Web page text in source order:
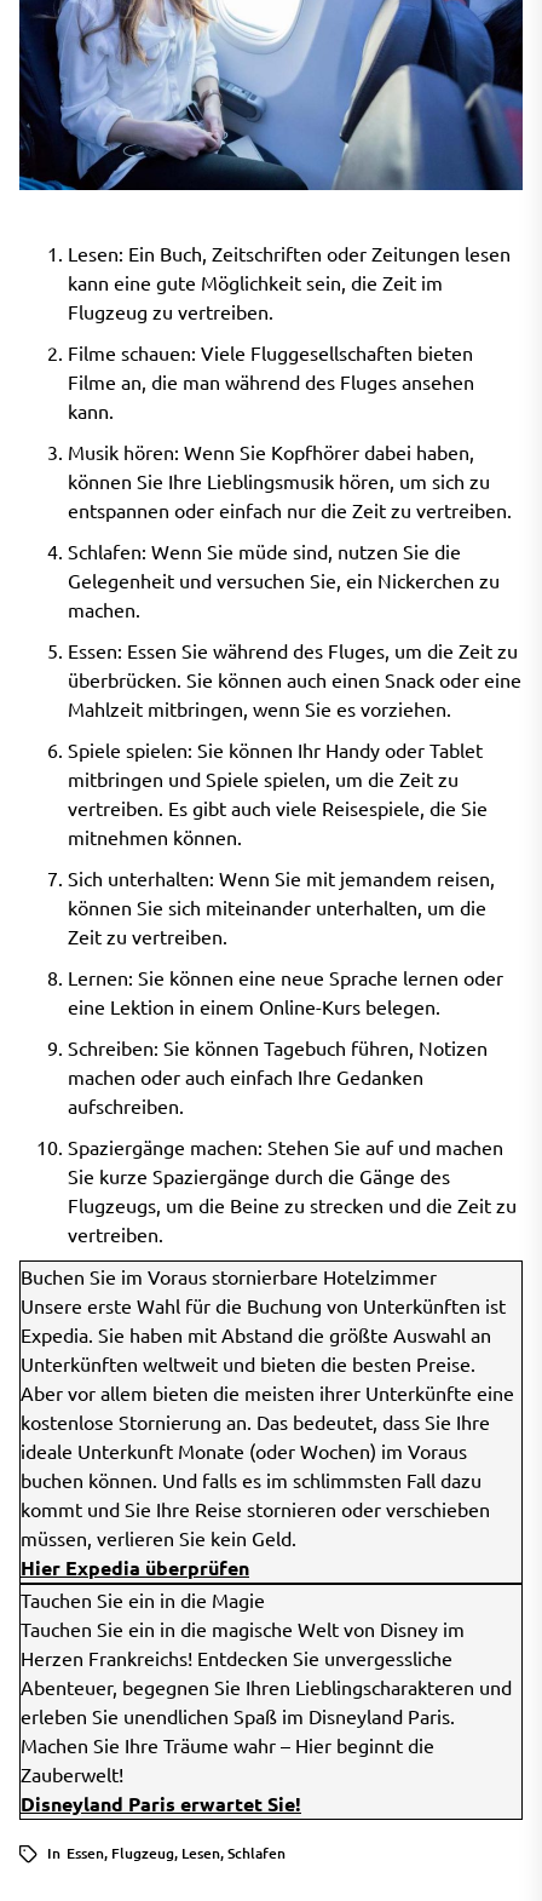
Lesen: Ein Buch, Zeitschriften oder Zeitungen lesen
kann eine gute Möglichkeit sein, die Zeit im
Flugzeug zu vertreiben.
Filme schauen: Viele Fluggesellschaften bieten
Filme an, die man während des Fluges ansehen
kann.
Musik hören: Wenn Sie Kopfhörer dabei haben,
können Sie Ihre Lieblingsmusik hören, um sich zu
entspannen oder einfach nur die Zeit zu vertreiben.
Schlafen: Wenn Sie müde sind, nutzen Sie die
Gelegenheit und versuchen Sie, ein Nickerchen zu
machen.
Essen: Essen Sie während des Fluges, um die Zeit zu
überbrücken. Sie können auch einen Snack oder eine
Mahlzeit mitbringen, wenn Sie es vorziehen.
Spiele spielen: Sie können Ihr Handy oder Tablet
mitbringen und Spiele spielen, um die Zeit zu
vertreiben. Es gibt auch viele Reisespiele, die Sie
mitnehmen können.
Sich unterhalten: Wenn Sie mit jemandem reisen,
können Sie sich miteinander unterhalten, um die
Zeit zu vertreiben.
Lernen: Sie können eine neue Sprache lernen oder
eine Lektion in einem Online-Kurs belegen.
Schreiben: Sie können Tagebuch führen, Notizen
machen oder auch einfach Ihre Gedanken
aufschreiben.
Spaziergänge machen: Stehen Sie auf und machen
Sie kurze Spaziergänge durch die Gänge des
Flugzeugs, um die Beine zu strecken und die Zeit zu
vertreiben.
Buchen Sie im Voraus stornierbare Hotelzimmer
Unsere erste Wahl für die Buchung von Unterkünften ist
Expedia. Sie haben mit Abstand die größte Auswahl an
Unterkünften weltweit und bieten die besten Preise.
Aber vor allem bieten die meisten ihrer Unterkünfte eine
kostenlose Stornierung an. Das bedeutet, dass Sie Ihre
ideale Unterkunft Monate (oder Wochen) im Voraus
buchen können. Und falls es im schlimmsten Fall dazu
kommt und Sie Ihre Reise stornieren oder verschieben
müssen, verlieren Sie kein Geld.
Hier Expedia überprüfen
Tauchen Sie ein in die Magie
Tauchen Sie ein in die magische Welt von Disney im
Herzen Frankreichs! Entdecken Sie unvergessliche
Abenteuer, begegnen Sie Ihren Lieblingscharakteren und
erleben Sie unendlichen Spaß im Disneyland Paris.
Machen Sie Ihre Träume wahr – Hier beginnt die
Zauberwelt!
Disneyland Paris erwartet Sie!
In Essen, Flugzeug, Lesen,Schlafen